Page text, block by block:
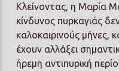
Κλείνοντας, η Μαρία
κίνδυνος πυρκαγιάς
καλοκαιρινούς μήνες,
έχουν αλλάξει
ήρεμη αντιπυρική